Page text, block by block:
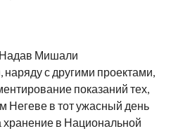
Надав Мишали
с другими проектами,
показаний тех,
Негеве в тот ужасный день
хранение в Национальной